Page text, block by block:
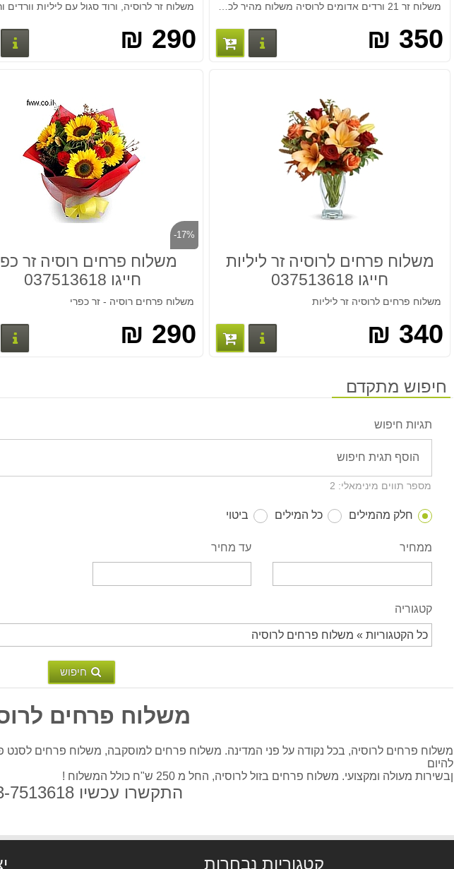
משלוח זר 21 ורדים אדומים לרוסיה משלוח מהיר לכל רוסיה. חייגו 037513618
350 ₪ פרטים נוספים
290 ₪
משלוח פרחים לרוסיה זר ליליות
חייגו 037513618
משלוח פרחים לרוסיה זר ליליות
340 ₪ פרטים נוספים
-17%
משלוח פרחים רוסיה זר
חייגו 037513618
משלוח פרחים רוסיה - זר כפרי
290 ₪
חיפוש מתקדם
תגיות חיפוש
מספר תווים מינימאלי: 2
חלק מהמילים כל המילים ביטוי
ממחיר עד מחיר
קטגוריה
חיפוש
משלוח פרחים
משלוח פרחים לרוסיה, בכל נקודה על פני המדינה. משלוח פרחים למוסקבה, משלוח פרחים לסנט
להיום
ןבשירות מעולה ומקצועי. משלוח פרחים בזול לרוסיה, החל מ 250 ש"ח כולל המשלוח !
התקשרו עכשיו 03-7513618
קטגוריות נבחרות